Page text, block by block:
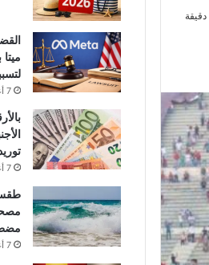
7 أغسطس، 2026
7 أغسطس، 2026
طقس
7 أغسطس، 2026